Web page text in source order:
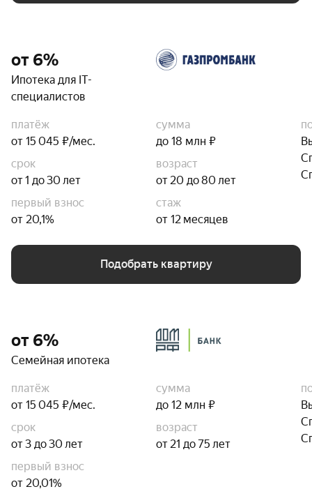
от 6%
Ипотека для IT-
специалистов
платёж
от 15 045 ₽/мес.
сумма
до 18 млн ₽
срок
от 1 до 30 лет
возраст
от 20 до 80 лет
первый взнос
от 20,1%
стаж
от 12 месяцев
Подобрать квартиру
от 6%
Семейная ипотека
платёж
от 15 045 ₽/мес.
сумма
до 12 млн ₽
срок
от 3 до 30 лет
возраст
от 21 до 75 лет
первый взнос
от 20,01%